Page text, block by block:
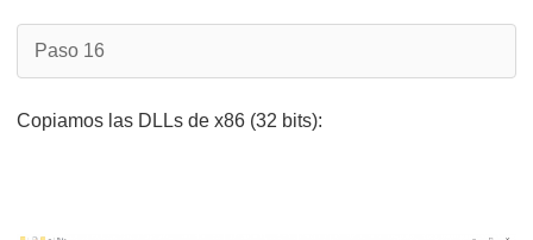
Paso 16
Copiamos las DLLs de x86 (32 bits):